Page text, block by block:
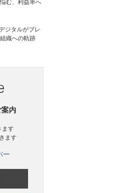
ジタルがブレ
織への軌跡
内
ます
ます
ー